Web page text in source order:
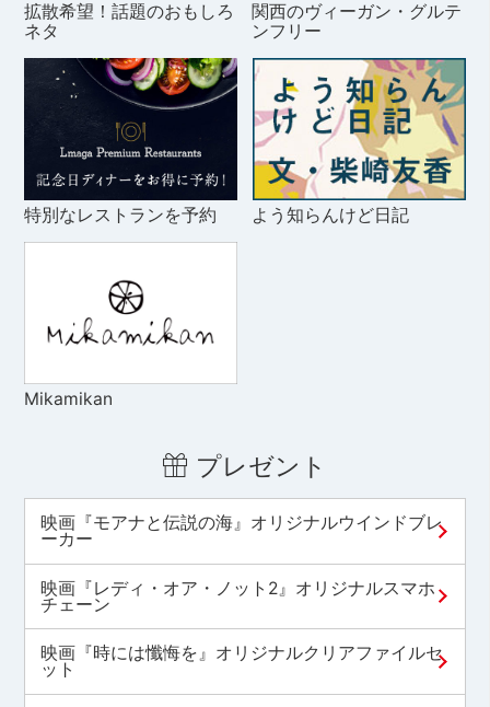
拡散希望！話題のおもしろ
ネタ
関西のヴィーガン・グルテ
ンフリー
特別なレストランを予約 よう知らんけど日記
Mikamikan
プレゼント
映画『モアナと伝説の海』オリジナルウインドブレ
ーカー
映画『レディ・オア・ノット2』オリジナルスマホ
チェーン
映画『時には懺悔を』オリジナルクリアファイルセ
ット